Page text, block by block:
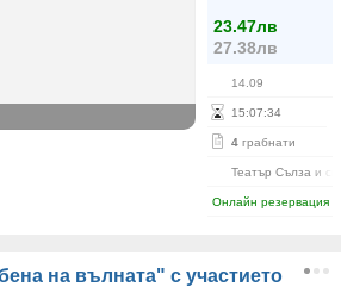
23.47лв
27.38лв
14.09
15:07:34
4 грабнати
Театър Сълза и
Онлайн резервация
на вълната" с участието